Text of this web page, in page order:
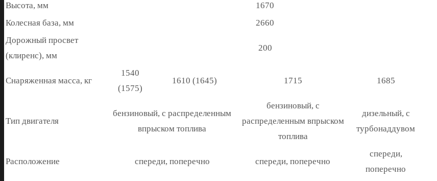
Высота, мм
1670
Колесная база, мм
2660
Дорожный просвет
(клиренс), мм
200
Снаряженная масса, кг
1540
(1575)
1610 (1645) 1715 1685
Тип двигателя
бензиновый, с распределенным
впрыском топлива
бензиновый, с
распределенным впрыском
топлива
дизельный, с
турбонаддувом
Расположение спереди, поперечно спереди, поперечно
спереди,
поперечно